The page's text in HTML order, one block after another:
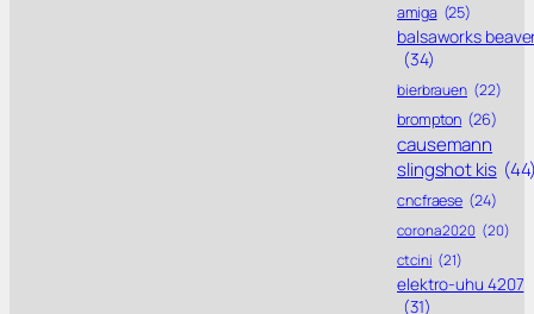
amiga (25)
balsaworks
(34)
bierbrauen (22)
brompton (26)
causemann
slingshot kis
cncfraese (24)
corona 2020 (20)
ctcini (21)
elektro-uhu 4207
(31)